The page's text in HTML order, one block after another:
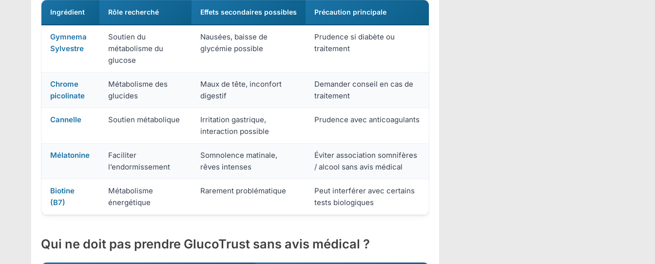
Ingrédient Rôle recherché Effets secondaires possibles Précaution principale
Gymnema
Sylvestre
Soutien du
métabolisme du
glucose
Nausées, baisse de
glycémie possible
Prudence si diabète ou
traitement
Chrome
picolinate
Métabolisme des
glucides
Maux de tête, inconfort
digestif
Demander conseil en cas de
traitement
Cannelle Soutien métabolique
Irritation gastrique,
interaction possible
Prudence avec anticoagulants
Mélatonine
Faciliter
l’endormissement
Somnolence matinale,
rêves intenses
Éviter association somnifères
/ alcool sans avis médical
Biotine
(B7)
Métabolisme
énergétique
Rarement problématique
Peut interférer avec certains
tests biologiques
Qui ne doit pas prendre GlucoTrust sans avis médical ?